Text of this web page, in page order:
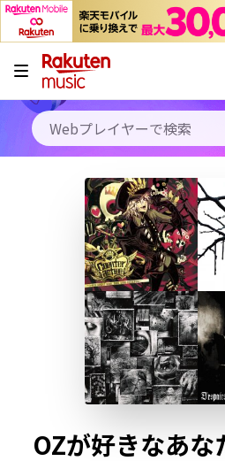
キャンペーン
料金プラン
使い方
初回30日間無料お試し
OZが好きなあな